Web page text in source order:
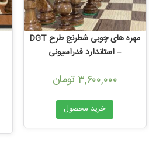
مهره های چوبی شطرنج طرح DGT
– استاندارد فدراسیونی
۳,۶۰۰,۰۰۰ تومان
خرید محصول